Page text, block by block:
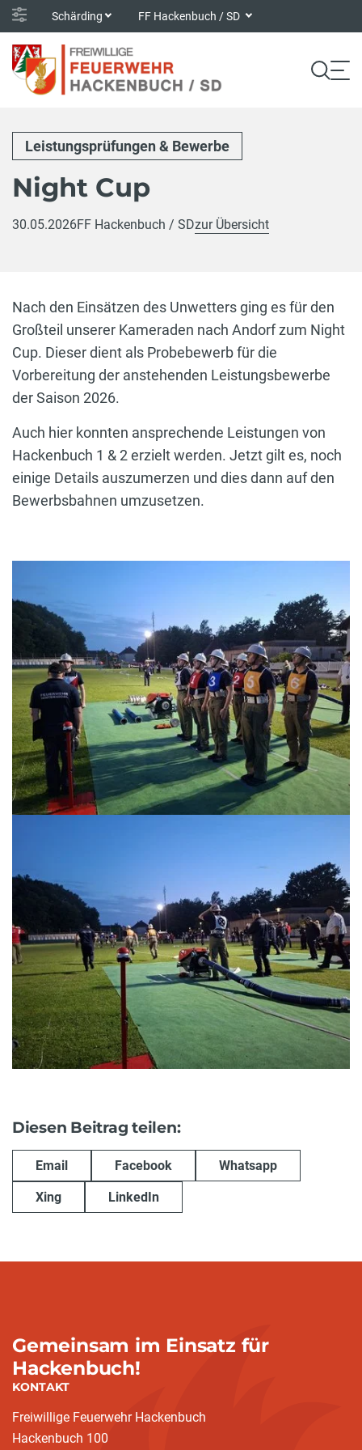
Schärding FF Hackenbuch / SD
Leistungsprüfungen & Bewerbe
Night Cup
30.05.2026FF Hackenbuch / SDzur Übersicht
Nach den Einsätzen des Unwetters ging es für den
Großteil unserer Kameraden nach Andorf zum Night
Cup. Dieser dient als Probebewerb für die
Vorbereitung der anstehenden Leistungsbewerbe
der Saison 2026.
Auch hier konnten ansprechende Leistungen von
Hackenbuch 1 & 2 erzielt werden. Jetzt gilt es, noch
einige Details auszumerzen und dies dann auf den
Bewerbsbahnen umzusetzen.
Diesen Beitrag teilen:
Email Facebook Whatsapp
Xing LinkedIn
Gemeinsam im Einsatz für
Hackenbuch!
KONTAKT
Freiwillige Feuerwehr Hackenbuch
Hackenbuch 100